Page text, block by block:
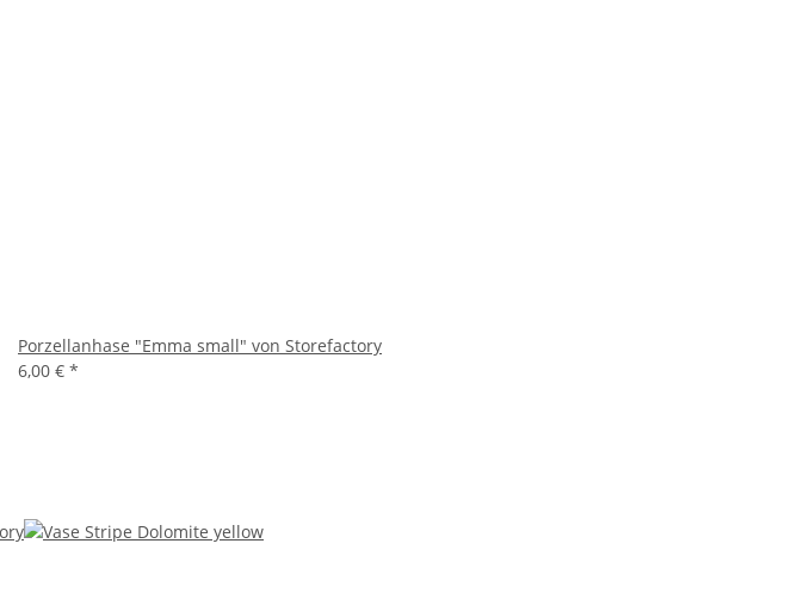
Porzellanhase "Emma small" von Storefactory
6,00 € *